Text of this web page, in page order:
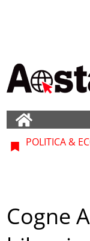
POLITICA &
Cogne